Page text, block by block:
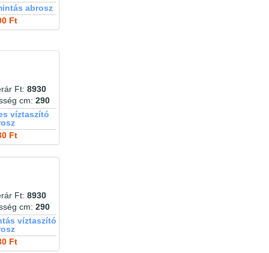
abrosz
Ft
Ft:8930
cm: 290
víztaszító
Ft
Ft:8930
cm: 290
víztaszító
Ft